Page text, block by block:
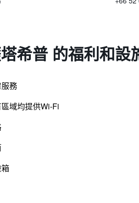
希普 的福利和設
務
域均提供Wi-Fi